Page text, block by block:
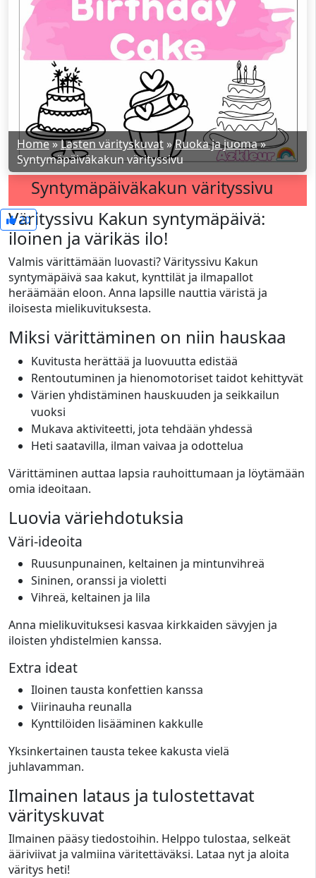
Home»Lasten värityskuvat »Ruoka ja juoma»
Syntymäpäiväkakun värityssivu
Syntymäpäiväkakun värityssivu
20
Värityssivu Kakun syntymäpäivä:
iloinen ja värikäs ilo!
Valmis värittämään luovasti? Värityssivu Kakun
syntymäpäivä saa kakut, kynttilät ja ilmapallot
heräämään eloon. Anna lapsille nauttia väristä ja
iloisesta mielikuvituksesta.
Miksi värittäminen on niin hauskaa
Kuvitusta herättää ja luovuutta edistää
Rentoutuminen ja hienomotoriset taidot kehittyvät
Värien yhdistäminen hauskuuden ja seikkailun
vuoksi
Mukava aktiviteetti, jota tehdään yhdessä
Heti saatavilla, ilman vaivaa ja odottelua
Värittäminen auttaa lapsia rauhoittumaan ja löytämään
omia ideoitaan.
Luovia väriehdotuksia
Väri-ideoita
Ruusunpunainen, keltainen ja mintunvihreä
Sininen, oranssi ja violetti
Vihreä, keltainen ja lila
Anna mielikuvituksesi kasvaa kirkkaiden sävyjen ja
iloisten yhdistelmien kanssa.
Extra ideat
Iloinen tausta konfettien kanssa
Viirinauha reunalla
Kynttilöiden lisääminen kakkulle
Yksinkertainen tausta tekee kakusta vielä
juhlavamman.
Ilmainen lataus ja tulostettavat
värityskuvat
Ilmainen pääsy tiedostoihin. Helppo tulostaa, selkeät
ääriviivat ja valmiina väritettäväksi. Lataa nyt ja aloita
väritys heti!